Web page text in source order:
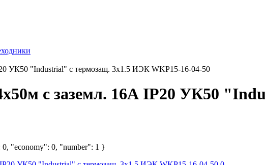
УК50 "Industrial" с термозащ. 3х1.5 ИЭК WKP15-16-04-50
с заземл. 16А IP20 УК50
"economy": 0, "number": 1 }